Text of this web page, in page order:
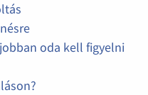
oda kell figyelni